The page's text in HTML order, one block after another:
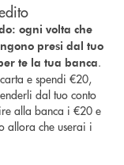
ogni volta che
presi dal tuo
te la tua banca.
e spendi €20,
dal tuo conto
alla banca i €20 e
allora che userai i